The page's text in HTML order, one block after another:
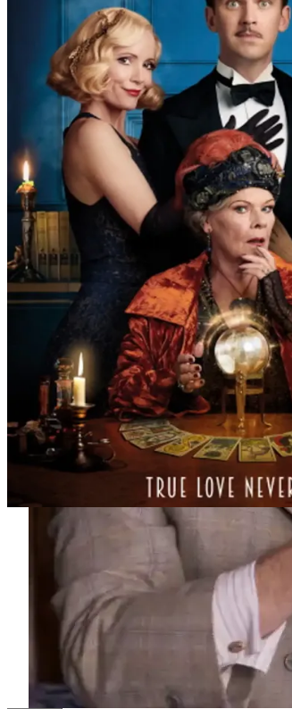
Den vellykkede krimforfatteren Charles lider av
han regnet med når Madame Arcti uheldigvis
hennes og styrer husholdningen. Charles fanges
Publisert
23.01.2025